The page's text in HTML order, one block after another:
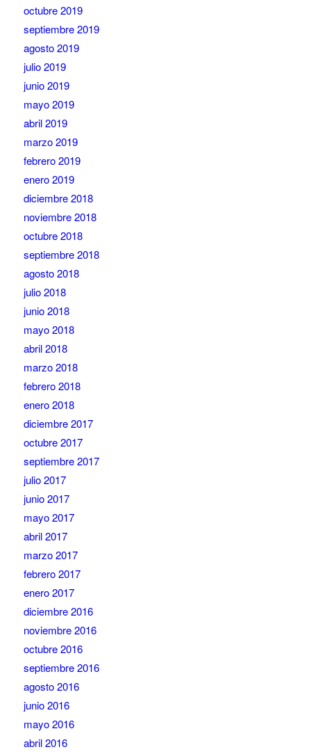
octubre 2019
septiembre 2019
agosto 2019
julio 2019
junio 2019
mayo 2019
abril 2019
marzo 2019
febrero 2019
enero 2019
diciembre 2018
noviembre 2018
octubre 2018
septiembre 2018
agosto 2018
julio 2018
junio 2018
mayo 2018
abril 2018
marzo 2018
febrero 2018
enero 2018
diciembre 2017
octubre 2017
septiembre 2017
julio 2017
junio 2017
mayo 2017
abril 2017
marzo 2017
febrero 2017
enero 2017
diciembre 2016
noviembre 2016
octubre 2016
septiembre 2016
agosto 2016
junio 2016
mayo 2016
abril 2016